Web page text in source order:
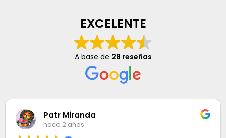
EXCELENTE
A base de 28 reseñas
Patr Miranda
hace 2 años